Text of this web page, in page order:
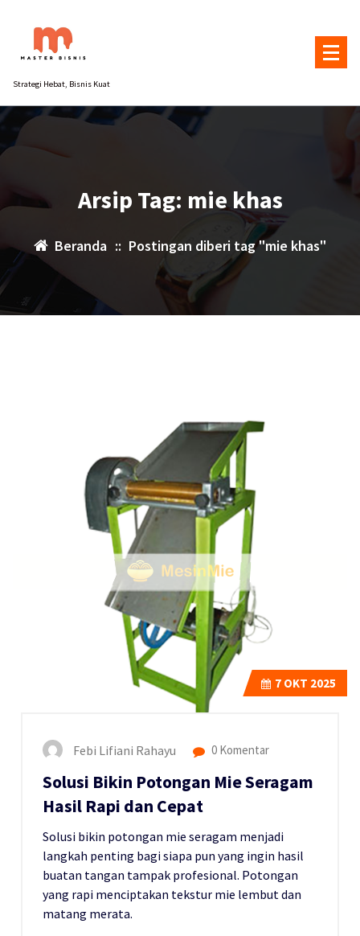
konten
Strategi Hebat, Bisnis Kuat
Arsip Tag: mie khas
Beranda :: Postingan diberi tag "mie khas"
7 OKT 2025
Febi Lifiani Rahayu 0 Komentar
Solusi Bikin Potongan Mie Seragam
Hasil Rapi dan Cepat
Solusi bikin potongan mie seragam menjadi
langkah penting bagi siapa pun yang ingin hasil
buatan tangan tampak profesional. Potongan
yang rapi menciptakan tekstur mie lembut dan
matang merata.